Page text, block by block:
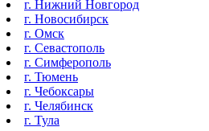
г. Нижний Новгород
г. Новосибирск
г. Омск
г. Севастополь
г. Симферополь
г. Тюмень
г. Чебоксары
г. Челябинск
г. Тула